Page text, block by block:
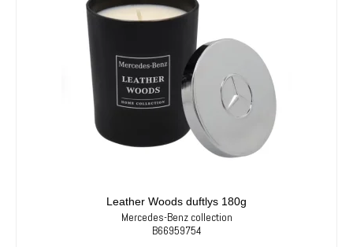
Leather Woods duftlys 180g
Mercedes-Benz collection
B66959754